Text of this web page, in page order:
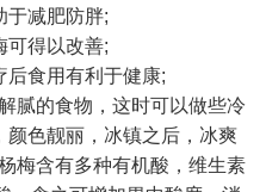
于减肥防胖;
可得以改善;
后食用有利于健康;
腻的食物，这时可以做些冷
颜色靓丽，冰镇之后，冰爽
梅含有多种有机酸，维生素